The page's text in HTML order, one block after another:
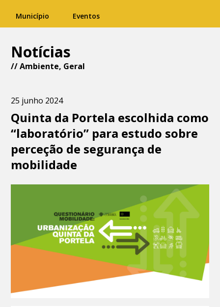
Município Eventos
Notícias
//Ambiente, Geral
25 junho 2024
Quinta da Portela escolhida como
“laboratório” para estudo sobre
perceção de segurança de
mobilidade